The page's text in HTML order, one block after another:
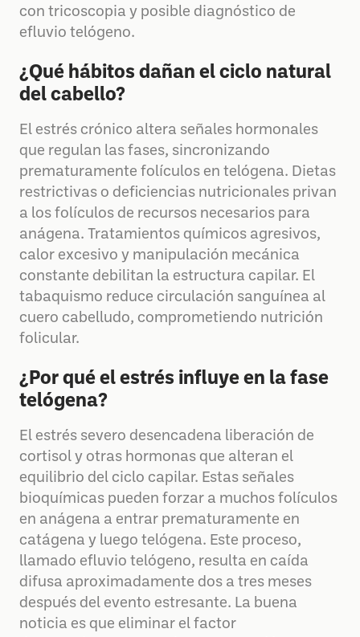
con tricoscopia y posible diagnóstico de
efluvio telógeno.
¿Qué hábitos dañan el ciclo natural
del cabello?
El estrés crónico altera señales hormonales
que regulan las fases, sincronizando
prematuramente folículos en telógena. Dietas
restrictivas o deficiencias nutricionales privan
a los folículos de recursos necesarios para
anágena. Tratamientos químicos agresivos,
calor excesivo y manipulación mecánica
constante debilitan la estructura capilar. El
tabaquismo reduce circulación sanguínea al
cuero cabelludo, comprometiendo nutrición
folicular.
¿Por qué el estrés influye en la fase
telógena?
El estrés severo desencadena liberación de
cortisol y otras hormonas que alteran el
equilibrio del ciclo capilar. Estas señales
bioquímicas pueden forzar a muchos folículos
en anágena a entrar prematuramente en
catágena y luego telógena. Este proceso,
llamado efluvio telógeno, resulta en caída
difusa aproximadamente dos a tres meses
después del evento estresante. La buena
noticia es que eliminar el factor